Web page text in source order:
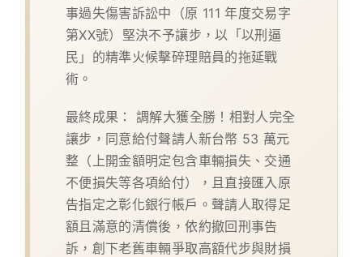
事過失傷害訴訟中（原 111 年度交易字
第XX號）堅決不予讓步，以「以刑逼
民」的精準火候擊碎理賠員的拖延戰
術。
最終成果：
調解大獲全勝！相對人完全
讓步，同意給付聲請人新台幣 53 萬元
整（上開金額明定包含車輛損失、交通
不便損失等各項給付），且直接匯入原
告指定之彰化銀行帳戶。聲請人取得足
額且滿意的清償後，依約撤回刑事告
訴，創下老舊車輛爭取高額代步與財損